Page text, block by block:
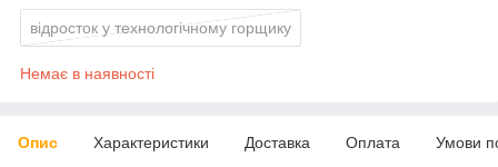
відросток у технологічному горщику
Немає в наявності
Опис Характеристики Доставка Оплата Умови